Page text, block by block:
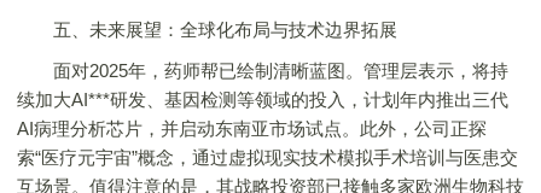
五、未来展望：全球化布局与技术边界拓展
面对2025年，药师帮已绘制清晰蓝图。管理层表示，将持
续加大AI***研发、基因检测等领域的投入，计划年内推出三代
AI病理分析芯片，并启动东南亚市场试点。此外，公司正探
索“医疗元宇宙”概念，通过虚拟现实技术模拟手术培训与医患交
互场景。值得注意的是，其战略投资部已接触多家欧洲生物科技